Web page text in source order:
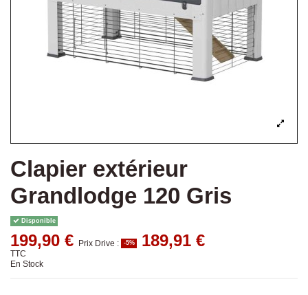
Clapier extérieur
Grandlodge 120 Gris
Disponible
199,90 € Prix Drive : -5% 189,91 €
TTC
En Stock